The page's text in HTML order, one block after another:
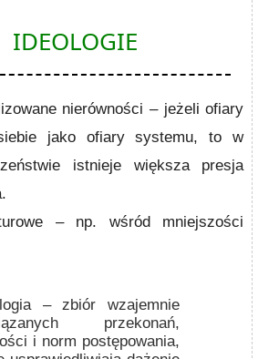
IDEOLOGIE
nierówności – jeżeli ofiary
jako ofiary systemu, to w
istnieje większa presja
– np. wśród mniejszości
– zbiór wzajemnie
przekonań,
i norm postępowania,